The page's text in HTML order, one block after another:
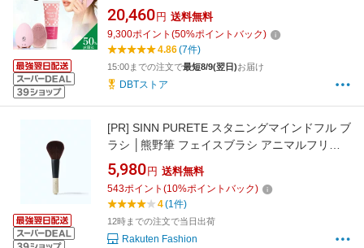
ティー スフレ洗顔ジェル エステ洗顔セット ピ
ンク 電動洗顔ブラシ ジェル洗顔 超微振動 つる
ん肌 毛穴 黒ずみ くすみ 小鼻 角質ケア マイナ
スイオン シリコーン フェイスライン
20,460 円 送料無料
9,300ポイント (50%ポイントバック)
4.86(7件)
15:00までの注文で最短8/9(翌日)お届け
DBTストア
[PR] SINN PURETE スタニングマインドフル ブ
ラシ │熊野筆 フェイスブラシ アニマルフリー
シンピュルテ メイク道具・美容器具 メイクブ
ラシ レッド【送料無料】
5,980 円 送料無料
543ポイント (10%ポイントバック)
4(1件)
12時までの注文で当日出荷
Rakuten Fashion